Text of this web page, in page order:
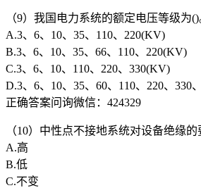
（9）我国电力系统的额定电压等级为()
A.3、6、10、35、110、220(KV)
B.3、6、10、35、66、110、220(KV)
C.3、6、10、110、220、330(KV)
D.3、6、10、35、60、110、220、330
正确答案问询微信：424329
（10）中性点不接地系统对设备绝缘的
A.高
B.低
C.不变